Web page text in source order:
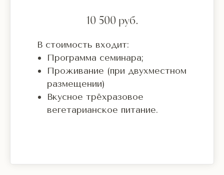
10 500 руб.
В стоимость входит:
Программа семинара;
Проживание (при двухместном
размещении)
Вкусное трёхразовое
вегетарианское питание.